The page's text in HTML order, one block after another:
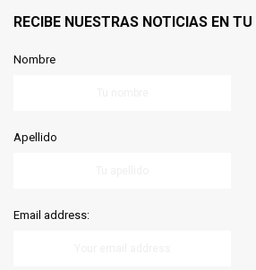
RECIBE NUESTRAS NOTICIAS EN TU
Nombre
Apellido
Email address: